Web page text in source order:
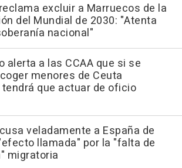
excluir a Marruecos de la
del Mundial de 2030: "Atenta
nacional"
alerta a las CCAA que si se
menores de Ceuta
que actuar de oficio
veladamente a España de
llamada" por la "falta de
migratoria